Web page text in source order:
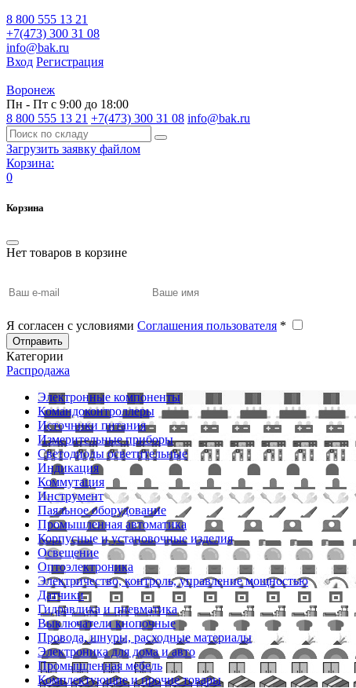
8 800 555 13 21
+7(473) 300 31 08
info@bak.ru
Вход Регистрация
Воронеж
Пн - Пт с 9:00 до 18:00
8 800 555 13 21 +7(473) 300 31 08 info@bak.ru
Загрузить заявку файлом
Корзина:
0
Корзина
Нет товаров в корзине
Я согласен с условиями Соглашения пользователя *
Отправить
Категории
Распродажа
Электронные компоненты
Командоконтроллеры
Источники питания
Измерительные приборы
Светодиоды осветительные
Индикация
Коммутация
Инструмент
Паяльное оборудование
Промышленная автоматика
Корпусные и установочные изделия
Освещение
Оптоэлектроника
Электричество, контроль, управление мощностью
Датчики
Гидравлика и пневматика
Выключатели кнопочные
Провода, шнуры, расходные материалы
Электроника для дома и авто
Промышленная мебель
Комплектующие и прочие товары